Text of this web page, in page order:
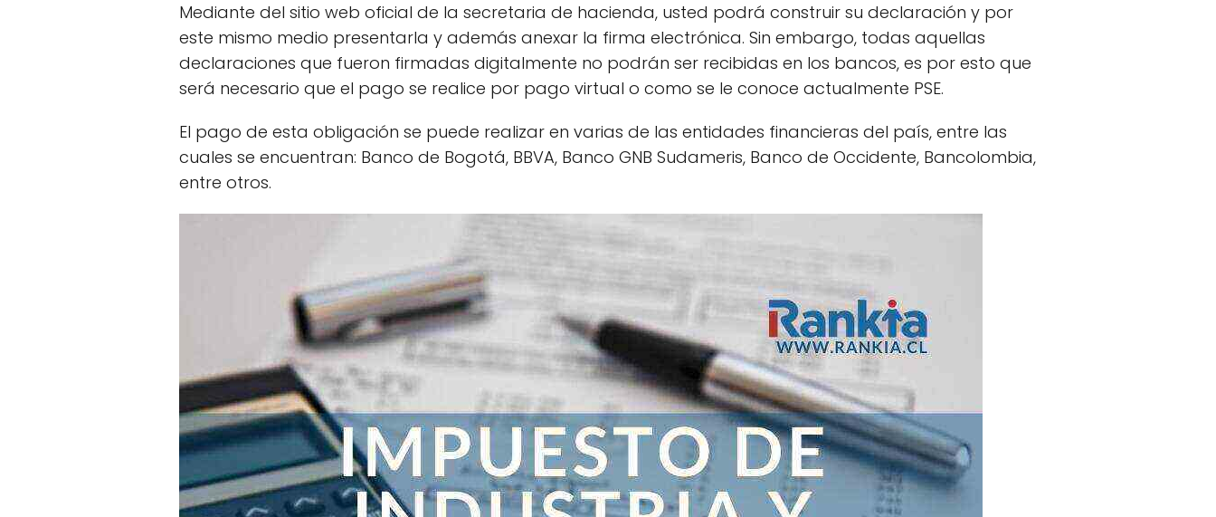
Mediante del sitio web oficial de la secretaria de hacienda, usted podrá construir su declaración y por
este mismo medio presentarla y además anexar la firma electrónica. Sin embargo, todas aquellas
declaraciones que fueron firmadas digitalmente no podrán ser recibidas en los bancos, es por esto que
será necesario que el pago se realice por pago virtual o como se le conoce actualmente PSE.
El pago de esta obligación se puede realizar en varias de las entidades financieras del país, entre las
cuales se encuentran: Banco de Bogotá, BBVA, Banco GNB Sudameris, Banco de Occidente, Bancolombia,
entre otros.